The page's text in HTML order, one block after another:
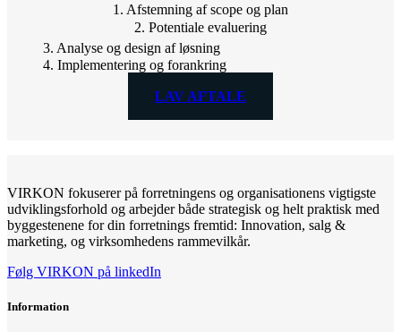
1. Afstemning af scope og plan
2. Potentiale evaluering
3. Analyse og design af løsning
4. Implementering og forankring
LAV AFTALE
VIRKON fokuserer på forretningens og organisationens vigtigste
udviklingsforhold og arbejder både strategisk og helt praktisk med
byggestenene for din forretnings fremtid: Innovation, salg &
marketing, og virksomhedens rammevilkår.
Følg VIRKON på linkedIn
Information